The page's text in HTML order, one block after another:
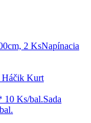
Napínacia
Háčik Kurt
Sada